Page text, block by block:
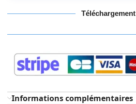
Téléchargement
Informations complémentaires